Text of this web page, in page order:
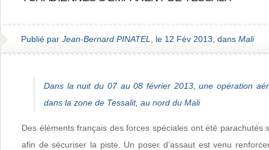
Publié par Jean-Bernard PINATEL , le 12 Fév 2013, dans Mali
Dans la nuit du 07 au 08 février 2013, une opération
dans la zone de Tessalit, au nord du Mali
Des éléments français des forces spéciales ont été parachutés
afin de sécuriser la piste. Un poser d’assaut est venu